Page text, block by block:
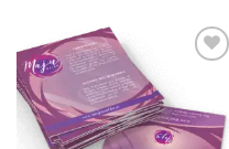
Add to
wishlist